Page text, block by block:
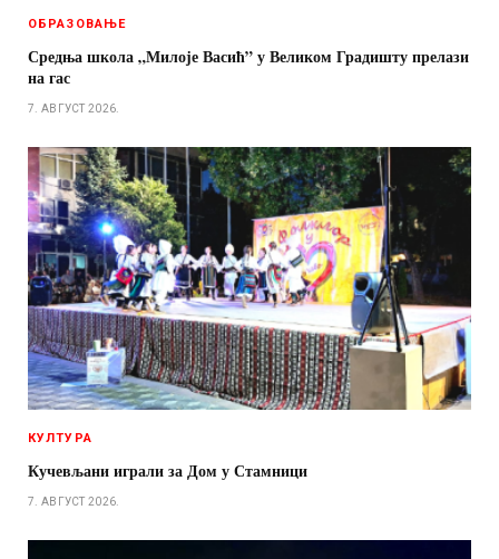
ОБРАЗОВАЊЕ
Средња школа „Милоје Васић” у Великом Градишту прелази
на гас
7. АВГУСТ 2026.
КУЛТУРА
Кучевљани играли за Дом у Стамници
7. АВГУСТ 2026.